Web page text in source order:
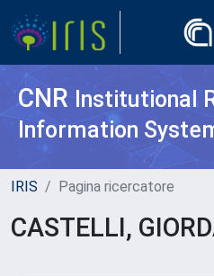
CNR Institutional
Information
IRIS Pagina ricercatore
CASTELLI,